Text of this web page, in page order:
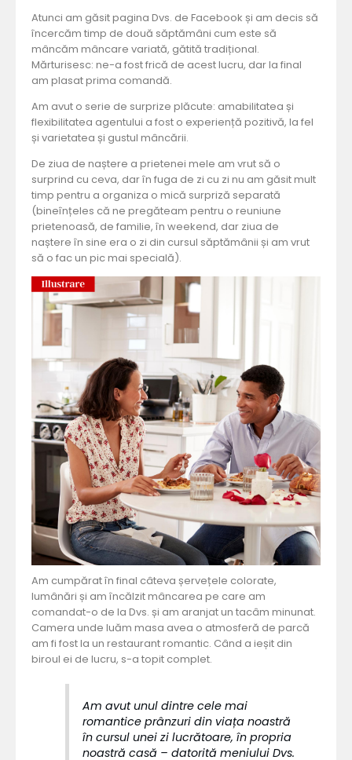
Atunci am găsit pagina Dvs. de Facebook și am decis să
încercăm timp de două săptămâni cum este să
mâncăm mâncare variată, gătită tradițional.
Mărturisesc: ne-a fost frică de acest lucru, dar la final
am plasat prima comandă.
Am avut o serie de surprize plăcute: amabilitatea și
flexibilitatea agentului a fost o experiență pozitivă, la fel
și varietatea și gustul mâncării.
De ziua de naștere a prietenei mele am vrut să o
surprind cu ceva, dar în fuga de zi cu zi nu am găsit mult
timp pentru a organiza o mică surpriză separată
(bineînțeles că ne pregăteam pentru o reuniune
prietenoasă, de familie, în weekend, dar ziua de
naștere în sine era o zi din cursul săptămânii și am vrut
să o fac un pic mai specială).
Am cumpărat în final câteva șervețele colorate,
lumânări și am încălzit mâncarea pe care am
comandat-o de la Dvs. și am aranjat un tacâm minunat.
Camera unde luăm masa avea o atmosferă de parcă
am fi fost la un restaurant romantic. Când a ieșit din
biroul ei de lucru, s-a topit complet.
Am avut unul dintre cele mai
romantice prânzuri din viața noastră
în cursul unei zi lucrătoare, în propria
noastră casă – datorită meniului Dvs.